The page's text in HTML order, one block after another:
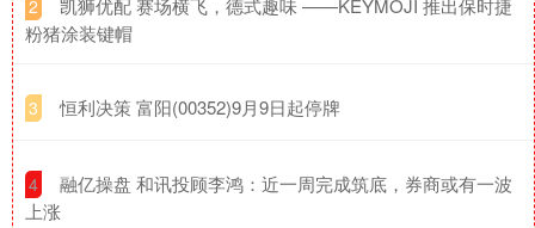
2
​凯狮优配 赛场横飞，德式趣味 ——KEYMOJI 推出保时捷
粉猪涂装键帽
3 ​恒利决策 富阳(00352)9月9日起停牌
4
​融亿操盘 和讯投顾李鸿：近一周完成筑底，券商或有一波
上涨